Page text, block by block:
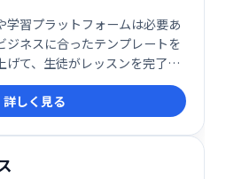
学習プラットフォームは必要あ
ジネスに合ったテンプレートを
げて、生徒がレッスンを完了
て、学習体験を愛するのを手伝
詳しく見る